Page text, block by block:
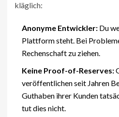
kläglich:
Anonyme Entwickler: Du
Plattform steht. Bei
Rechenschaft zu ziehen.
Keine Proof-of-Reserves:
veröffentlichen seit Jahren
Guthaben ihrer Kunden
tut dies nicht.